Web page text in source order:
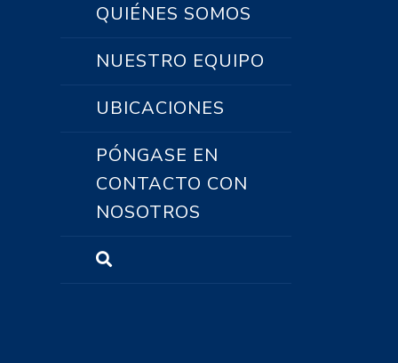
QUIÉNES SOMOS
NUESTRO EQUIPO
UBICACIONES
PÓNGASE EN
CONTACTO CON
NOSOTROS